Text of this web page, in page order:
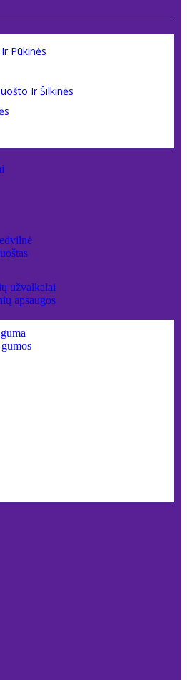
Pūkinės
Ir Šilkinės
užvalkalai
apsaugos